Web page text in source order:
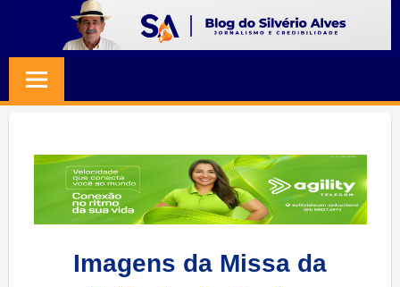
content
SILVERIO
ALVES
Jornalismo
Credibilidade
Imagens da Missa da